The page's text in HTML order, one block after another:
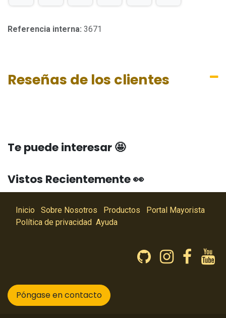
Referencia interna: 3671
Reseñas de los clientes
Te puede interesar 🤩
Vistos Recientemente 👀
Inicio Sobre Nosotros Productos
Portal Mayorista
Política de privacidad Ayuda
Póngase en contacto